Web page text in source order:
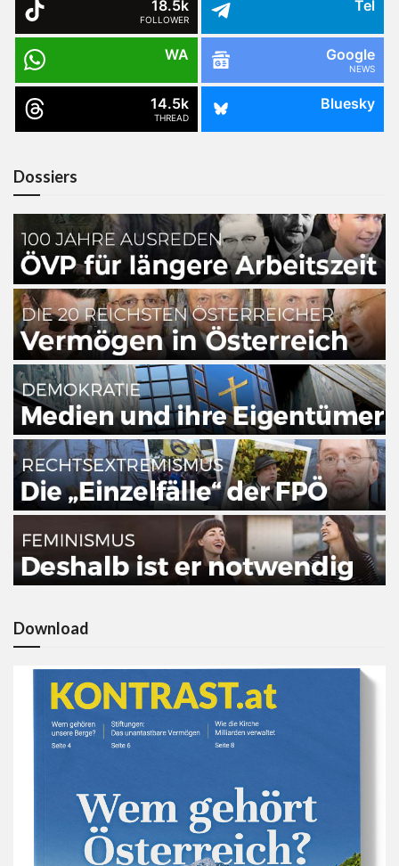
18.5k
FOLLOWER
Tel
WA Google
NEWS
14.5k
THREAD
Bluesky
Dossiers
Download